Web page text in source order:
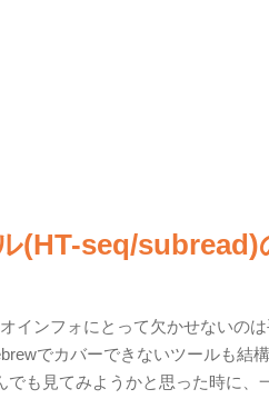
(HT-seq/
インフォにとって欠かせないの
でカバーできないツールも結
でも見てみようかと思った時に